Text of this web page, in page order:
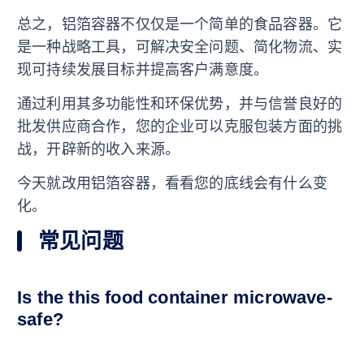
总之，铝箔容器不仅仅是一个简单的食品容器。它
是一种战略工具，可解决安全问题、简化物流、实
现可持续发展目标并提高客户满意度。
通过利用其多功能性和环保优势，并与信誉良好的
批发供应商合作，您的企业可以克服包装方面的挑
战，开辟新的收入来源。
今天就改用铝箔容器，看看您的底线会有什么变
化。
常见问题
Is the this food container microwave-
safe?